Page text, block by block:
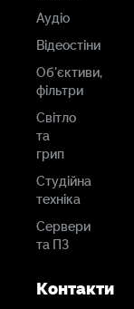
Аудіо
Відеостіни
Об'єктиви,
фільтри
Світло
та
грип
Студійна
техніка
Сервери
та ПЗ
Контакти